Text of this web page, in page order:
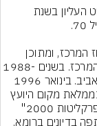
בארבע השנים האחרונות שימשה פרקליטת מחוז המרכז. בשנים 1988-
מונתה לכהן כפרקליטת המדינה. היא שימשה גם כממלאת מקום היועץ